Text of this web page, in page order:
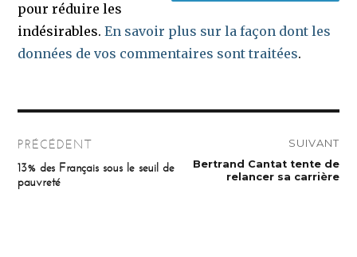
pour réduire les
indésirables.En savoir plus sur la façon dont les
données de vos commentaires sont traitées.
de
l’article
PRÉCÉDENT
Publication
précédente :
13% des Français sous le seuil de
pauvreté
SUIVANT
Publication
suivante :
Bertrand Cantat tente de
relancer sa carrière